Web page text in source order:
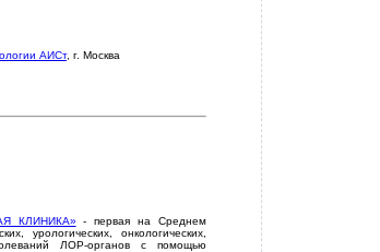
АИСт, г. Москва
КЛИНИКА» - первая на Среднем
урологических, онкологических,
ЛОР-органов с помощью